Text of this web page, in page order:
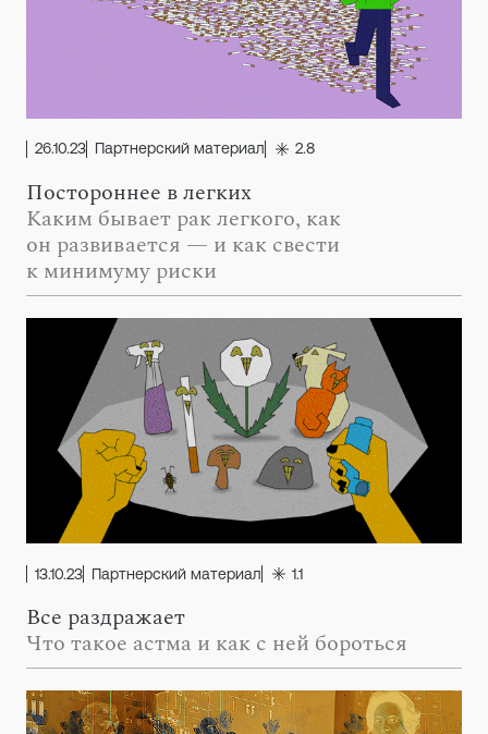
26.10.23 Партнерский материал 2.8
Постороннее в легких
Каким бывает рак легкого, как
он развивается — и как свести
к минимуму риски
13.10.23 Партнерский материал 1.1
Все раздражает
Что такое астма и как с ней бороться